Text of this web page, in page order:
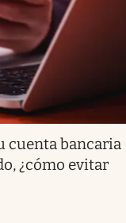
cuenta bancaria
¿cómo evitar